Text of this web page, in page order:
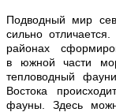
Подводный мир
сильно
районах
в южной части
тепловодный
Востока
фауны. Здесь